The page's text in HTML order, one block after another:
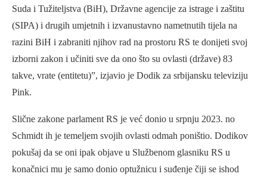
Suda i Tužiteljstva (BiH), Državne agencije za istrage i zaštitu
(SIPA) i drugih umjetnih i izvanustavno nametnutih tijela na
razini BiH i zabraniti njihov rad na prostoru RS te donijeti svoj
izborni zakon i učiniti sve da ono što su ovlasti (države) 83
takve, vrate (entitetu)”, izjavio je Dodik za srbijansku televiziju
Pink.
Slične zakone parlament RS je već donio u srpnju 2023. no
Schmidt ih je temeljem svojih ovlasti odmah poništio. Dodikov
pokušaj da se oni ipak objave u Službenom glasniku RS u
konačnici mu je samo donio optužnicu i suđenje čiji se ishod